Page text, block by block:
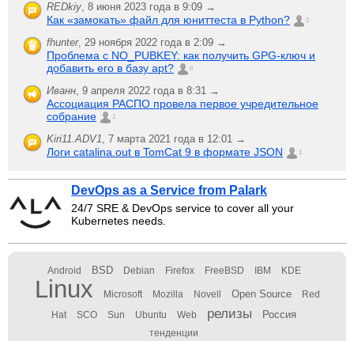
REDkiy, 8 июня 2023 года в 9:09 →
Как «замокать» файл для юниттеста в Python? 2
fhunter, 29 ноября 2022 года в 2:09 →
Проблема с NO_PUBKEY: как получить GPG-ключ и
добавить его в базу apt?
6
Иванн, 9 апреля 2022 года в 8:31 →
Ассоциация РАСПО провела первое учредительное
собрание
1
Kiri11.ADV1, 7 марта 2021 года в 12:01 →
Логи catalina.out в TomCat 9 в формате JSON 1
DevOps as a Service from Palark
24/7 SRE & DevOps service to cover all your
Kubernetes needs.
Android BSD Debian Firefox FreeBSD IBM KDE
Linux Microsoft Mozilla Novell Open Source Red
Hat SCO Sun Ubuntu Web релизы Россия
тенденции